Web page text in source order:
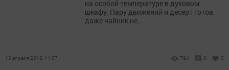
на особой температуре в духовом
шкафу. Пару движений и десерт готов,
даже чайник не...
13 апреля 2018, 11:37 794 0 0